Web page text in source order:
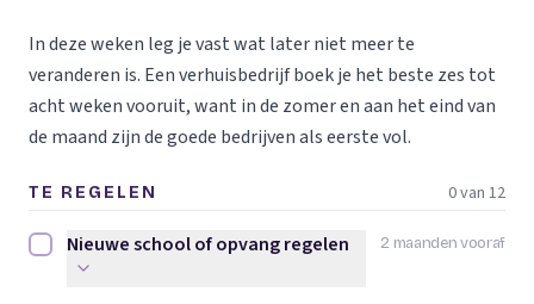
In deze weken leg je vast wat later niet meer te
veranderen is. Een verhuisbedrijf boek je het beste zes tot
acht weken vooruit, want in de zomer en aan het eind van
de maand zijn de goede bedrijven als eerste vol.
TE REGELEN 0 van 12
2 maanden vooraf
Nieuwe school of opvang regelen afvinken
Nieuwe school of opvang regelen